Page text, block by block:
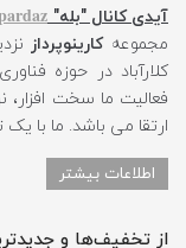
آیدی کانال "بله"
مجموعهکارینوپرداز
کلارآباد در حوزه
فعالیت ما سخت افزار،
ارتقا می باشد. ما با
اطلاعات بیشتر
از تخفیف‌ها و